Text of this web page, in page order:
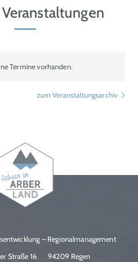
Termine vorhanden.
zum Veranstaltungsarchiv
– Regionalmanagement
Straße 16
94209 Regen